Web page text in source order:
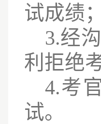
试成绩；
3.经
利拒绝
4.考
试。